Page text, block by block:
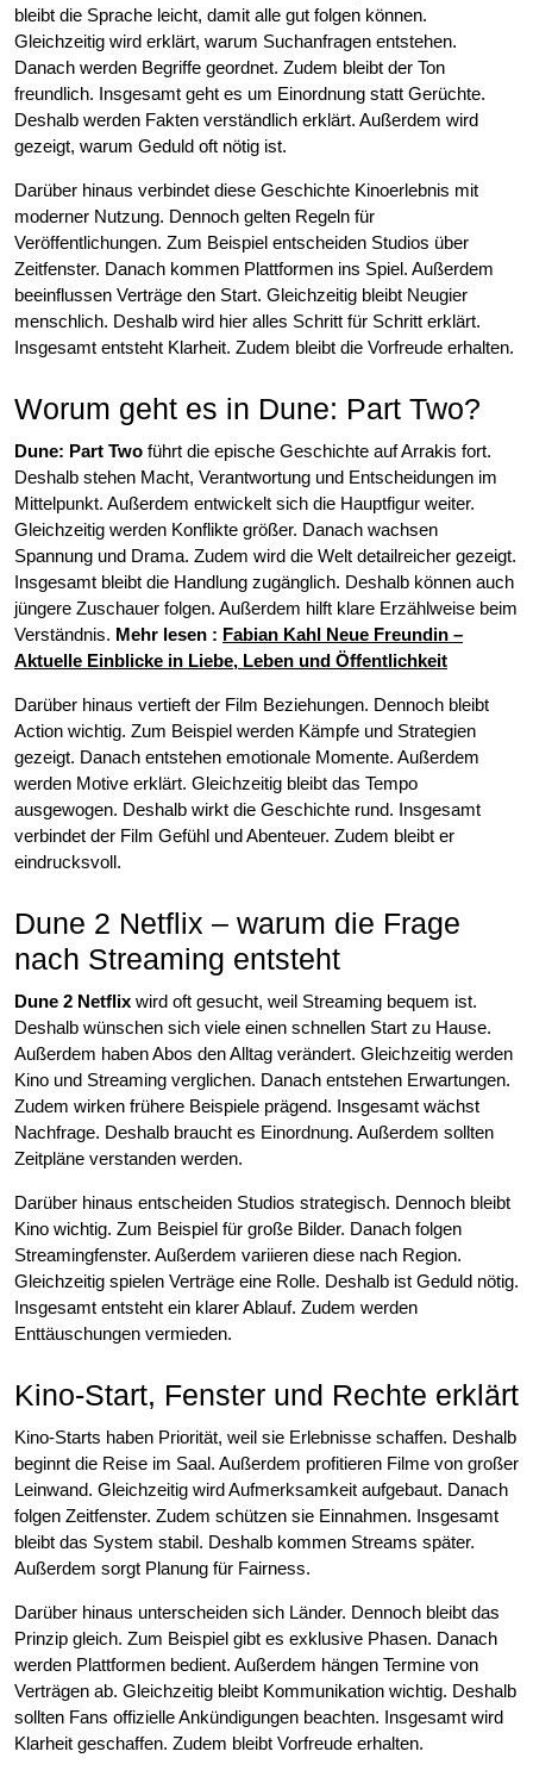
bleibt die Sprache leicht, damit alle gut folgen können.
Gleichzeitig wird erklärt, warum Suchanfragen entstehen.
Danach werden Begriffe geordnet. Zudem bleibt der Ton
freundlich. Insgesamt geht es um Einordnung statt Gerüchte.
Deshalb werden Fakten verständlich erklärt. Außerdem wird
gezeigt, warum Geduld oft nötig ist.
Darüber hinaus verbindet diese Geschichte Kinoerlebnis mit
moderner Nutzung. Dennoch gelten Regeln für
Veröffentlichungen. Zum Beispiel entscheiden Studios über
Zeitfenster. Danach kommen Plattformen ins Spiel. Außerdem
beeinflussen Verträge den Start. Gleichzeitig bleibt Neugier
menschlich. Deshalb wird hier alles Schritt für Schritt erklärt.
Insgesamt entsteht Klarheit. Zudem bleibt die Vorfreude erhalten.
Worum geht es in Dune: Part Two?
Dune: Part Two führt die epische Geschichte auf Arrakis fort.
Deshalb stehen Macht, Verantwortung und Entscheidungen im
Mittelpunkt. Außerdem entwickelt sich die Hauptfigur weiter.
Gleichzeitig werden Konflikte größer. Danach wachsen
Spannung und Drama. Zudem wird die Welt detailreicher gezeigt.
Insgesamt bleibt die Handlung zugänglich. Deshalb können auch
jüngere Zuschauer folgen. Außerdem hilft klare Erzählweise beim
Verständnis. Mehr lesen : Fabian Kahl Neue Freundin –
Aktuelle Einblicke in Liebe, Leben und Öffentlichkeit
Darüber hinaus vertieft der Film Beziehungen. Dennoch bleibt
Action wichtig. Zum Beispiel werden Kämpfe und Strategien
gezeigt. Danach entstehen emotionale Momente. Außerdem
werden Motive erklärt. Gleichzeitig bleibt das Tempo
ausgewogen. Deshalb wirkt die Geschichte rund. Insgesamt
verbindet der Film Gefühl und Abenteuer. Zudem bleibt er
eindrucksvoll.
Dune 2 Netflix – warum die Frage
nach Streaming entsteht
Dune 2 Netflix wird oft gesucht, weil Streaming bequem ist.
Deshalb wünschen sich viele einen schnellen Start zu Hause.
Außerdem haben Abos den Alltag verändert. Gleichzeitig werden
Kino und Streaming verglichen. Danach entstehen Erwartungen.
Zudem wirken frühere Beispiele prägend. Insgesamt wächst
Nachfrage. Deshalb braucht es Einordnung. Außerdem sollten
Zeitpläne verstanden werden.
Darüber hinaus entscheiden Studios strategisch. Dennoch bleibt
Kino wichtig. Zum Beispiel für große Bilder. Danach folgen
Streamingfenster. Außerdem variieren diese nach Region.
Gleichzeitig spielen Verträge eine Rolle. Deshalb ist Geduld nötig.
Insgesamt entsteht ein klarer Ablauf. Zudem werden
Enttäuschungen vermieden.
Kino-Start, Fenster und Rechte erklärt
Kino-Starts haben Priorität, weil sie Erlebnisse schaffen. Deshalb
beginnt die Reise im Saal. Außerdem profitieren Filme von großer
Leinwand. Gleichzeitig wird Aufmerksamkeit aufgebaut. Danach
folgen Zeitfenster. Zudem schützen sie Einnahmen. Insgesamt
bleibt das System stabil. Deshalb kommen Streams später.
Außerdem sorgt Planung für Fairness.
Darüber hinaus unterscheiden sich Länder. Dennoch bleibt das
Prinzip gleich. Zum Beispiel gibt es exklusive Phasen. Danach
werden Plattformen bedient. Außerdem hängen Termine von
Verträgen ab. Gleichzeitig bleibt Kommunikation wichtig. Deshalb
sollten Fans offizielle Ankündigungen beachten. Insgesamt wird
Klarheit geschaffen. Zudem bleibt Vorfreude erhalten.